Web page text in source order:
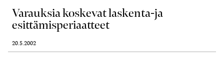
Varauksia koskevat laskenta-ja
esittämisperiaatteet
20.5.2002